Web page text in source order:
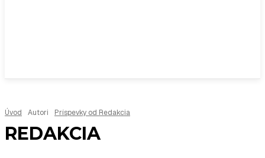
Úvod Autori Príspevky od Redakcia
REDAKCIA